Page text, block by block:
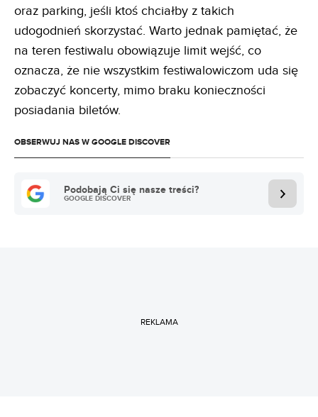
oraz parking, jeśli ktoś chciałby z takich
udogodnień skorzystać. Warto jednak pamiętać, że
na teren festiwalu obowiązuje limit wejść, co
oznacza, że nie wszystkim festiwalowiczom uda się
zobaczyć koncerty, mimo braku konieczności
posiadania biletów.
OBSERWUJ NAS W GOOGLE DISCOVER
Podobają Ci się nasze treści?
GOOGLE DISCOVER
REKLAMA